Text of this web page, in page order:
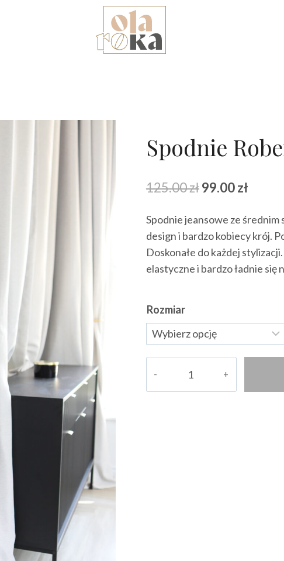
Spodnie
125.00złPierwotna
wynosiła:
125.00 zł.
99.00zł
99.00
Spodnie jeansowe ze średnim
design i bardzo kobiecy krój.
Doskonałe do każdej
elastyczne i bardzo ładnie się
Rozmiar